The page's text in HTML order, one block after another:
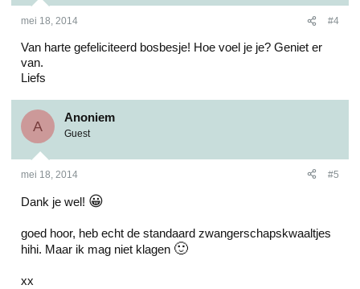
mei 18, 2014 #4
Van harte gefeliciteerd bosbesje! Hoe voel je je? Geniet er
van.
Liefs
A
Anoniem
Guest
mei 18, 2014 #5
Dank je wel! 😀
goed hoor, heb echt de standaard zwangerschapskwaaltjes
hihi. Maar ik mag niet klagen 🙂
xx